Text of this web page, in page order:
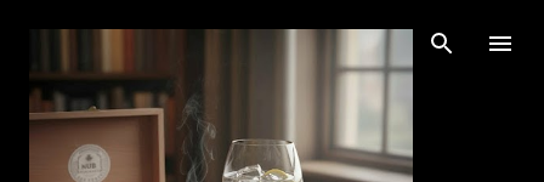
Accéder au contenu principal